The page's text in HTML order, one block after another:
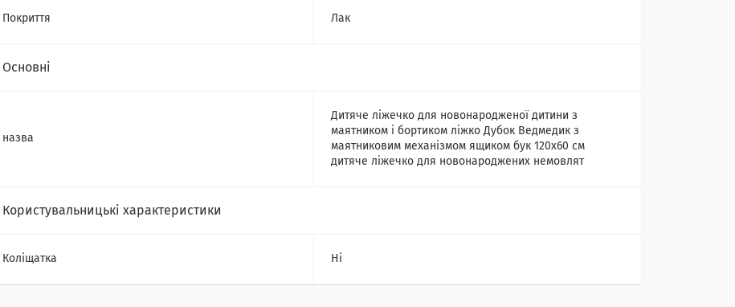
Покриття Лак
Основні
назва
Дитяче ліжечко для новонародженої дитини з
маятником і бортиком ліжко Дубок Ведмедик з
маятниковим механізмом ящиком бук 120х60 см
дитяче ліжечко для новонароджених немовлят
Користувальницькі характеристики
Коліщатка Ні